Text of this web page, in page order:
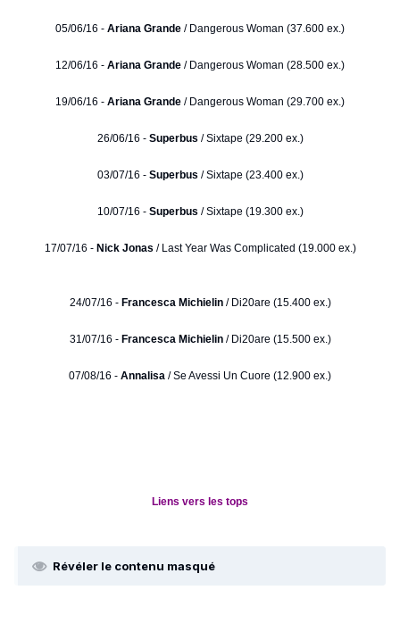
05/06/16 - Ariana Grande / Dangerous Woman (37.600 ex.)
12/06/16 - Ariana Grande / Dangerous Woman (28.500 ex.)
19/06/16 - Ariana Grande / Dangerous Woman (29.700 ex.)
26/06/16 - Superbus / Sixtape (29.200 ex.)
03/07/16 - Superbus / Sixtape (23.400 ex.)
10/07/16 - Superbus / Sixtape (19.300 ex.)
17/07/16 - Nick Jonas / Last Year Was Complicated (19.000 ex.)
24/07/16 - Francesca Michielin/ Di20are (15.400 ex.)
31/07/16 - Francesca Michielin/ Di20are (15.500 ex.)
07/08/16 - Annalisa / Se Avessi Un Cuore (12.900 ex.)
Liens vers les tops
Révéler le contenu masqué